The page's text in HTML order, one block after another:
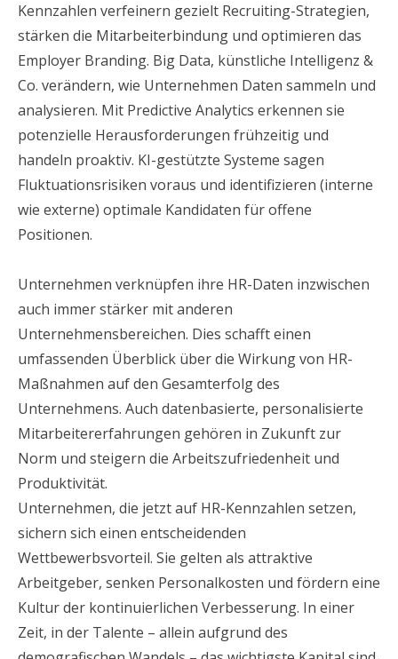
Kennzahlen verfeinern gezielt Recruiting-Strategien,
stärken die Mitarbeiterbindung und optimieren das
Employer Branding. Big Data, künstliche Intelligenz &
Co. verändern, wie Unternehmen Daten sammeln und
analysieren. Mit Predictive Analytics erkennen sie
potenzielle Herausforderungen frühzeitig und
handeln proaktiv. KI-gestützte Systeme sagen
Fluktuationsrisiken voraus und identifizieren (interne
wie externe) optimale Kandidaten für offene
Positionen.
Unternehmen verknüpfen ihre HR-Daten inzwischen
auch immer stärker mit anderen
Unternehmensbereichen. Dies schafft einen
umfassenden Überblick über die Wirkung von HR-
Maßnahmen auf den Gesamterfolg des
Unternehmens. Auch datenbasierte, personalisierte
Mitarbeitererfahrungen gehören in Zukunft zur
Norm und steigern die Arbeitszufriedenheit und
Produktivität.
Unternehmen, die jetzt auf HR-Kennzahlen setzen,
sichern sich einen entscheidenden
Wettbewerbsvorteil. Sie gelten als attraktive
Arbeitgeber, senken Personalkosten und fördern eine
Kultur der kontinuierlichen Verbesserung. In einer
Zeit, in der Talente – allein aufgrund des